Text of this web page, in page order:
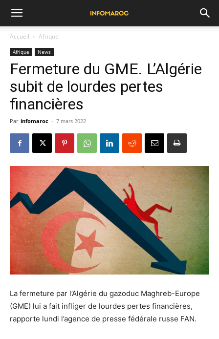
Accueil Afrique
Afrique News
Fermeture du GME. L’Algérie
subit de lourdes pertes
financières
Par infomaroc - 7 mars 2022
La fermeture par l’Algérie du gazoduc Maghreb-Europe
(GME) lui a fait infliger de lourdes pertes financières,
rapporte lundi l’agence de presse fédérale russe FAN.